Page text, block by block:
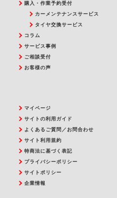
購入・作業予約受付
カーメンテナンスサービス
タイヤ交換サービス
コラム
サービス事例
ご相談受付
お客様の声
マイページ
サイトの利用ガイド
よくあるご質問／お問合わせ
サイト利用規約
特商法に基づく表記
プライバシーポリシー
サイトポリシー
企業情報